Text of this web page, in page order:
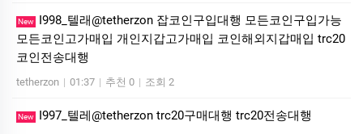
New
I998_텔래@tetherzon 잡코인구입대행 모든코인구입가능
모든코인고가매입 개인지갑고가매입 코인해외지갑매입 trc20
코인전송대행
tetherzon | 01:37 | 추천 0 | 조회 2
New I997_텔레@tetherzon trc20구매대행 trc20전송대행